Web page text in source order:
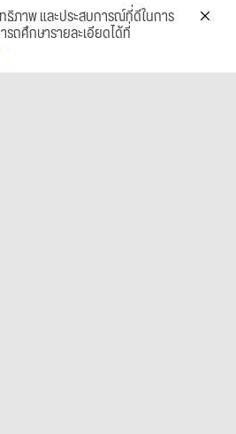
ธิภาพ และประสบการณ์ที่ดีในการ
ถศึกษารายละเอียดได้ที่